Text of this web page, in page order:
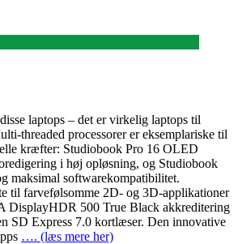
laptops – det er virkelig laptops til
threaded processorer er eksemplariske til
kræfter: Studiobook Pro 16 OLED
i høj opløsning, og Studiobook
maksimal softwarekompatibilitet.
til farvefølsomme 2D- og 3D-applikationer
DisplayHDR 500 True Black akkreditering
SD Express 7.0 kortlæser. Den innovative
…. (læs mere her)